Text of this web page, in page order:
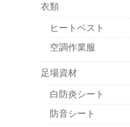
衣類
ヒートベスト
空調作業服
足場資材
白防炎シート
防音シート